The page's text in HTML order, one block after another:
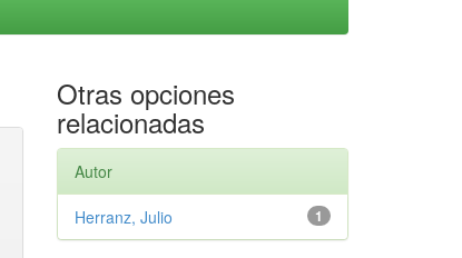
Otras opciones
relacionadas
Autor
1
Herranz, Julio